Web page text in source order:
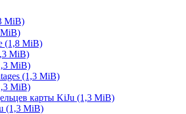
MiB)
(1,4 MiB)
(1,8 MiB)
MiB)
(1,3 MiB)
(1,3 MiB)
MiB)
карты KiJu (1,3 MiB)
(1,3 MiB)